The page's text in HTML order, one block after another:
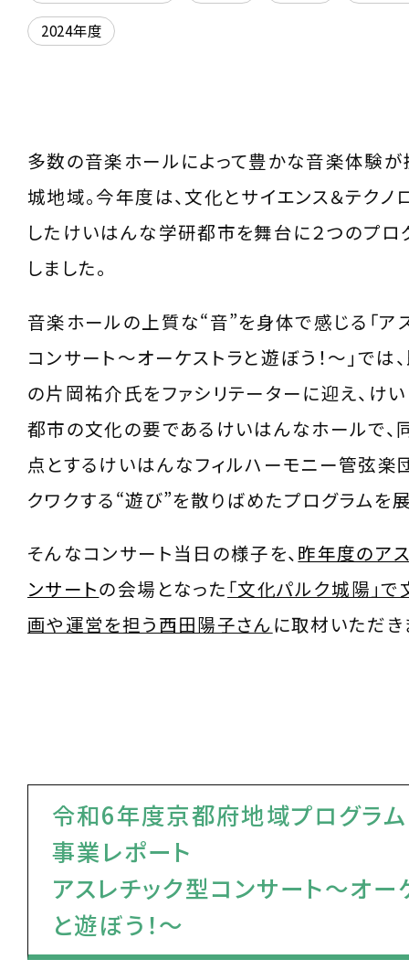
2024年度
多数の音楽ホールによって豊かな音楽体験
城地域。今年度は、文化とサイエンス＆テク
したけいはんな学研都市を舞台に２つのプロ
しました。
音楽ホールの上質な“音”を身体で感じる「ア
コンサート～オーケストラと遊ぼう！～」では
の片岡祐介氏をファシリテーターに迎え、け
都市の文化の要であるけいはんなホールで、
点とするけいはんなフィルハーモニー管弦楽
クワクする“遊び”を散りばめたプログラムを
そんなコンサート当日の様子を、昨年度のア
ンサートの会場となった 「文化パルク城陽」
画や運営を担う西田陽子さんに取材いただき
令和6年度京都府地域プログラム
事業レポート
アスレチック型コンサート～オー
と遊ぼう！～